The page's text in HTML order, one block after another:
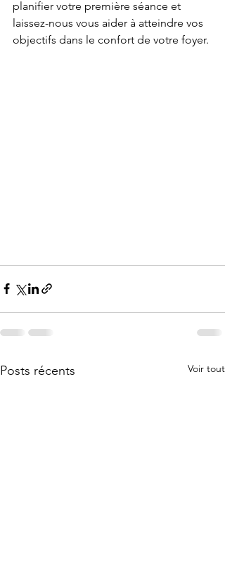
planifier votre première séance et
laissez-nous vous aider à atteindre vos
objectifs dans le confort de votre foyer.
Posts récents Voir tout